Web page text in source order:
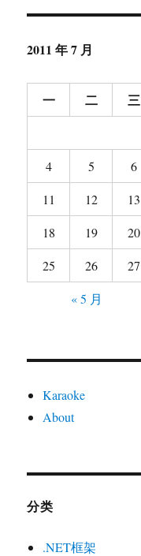
2011 年 7 月
一 二 三
4
5 6
11
12 13
18
19 20
25
26 27
« 5 月
Karaoke
About
分类
.NET框架